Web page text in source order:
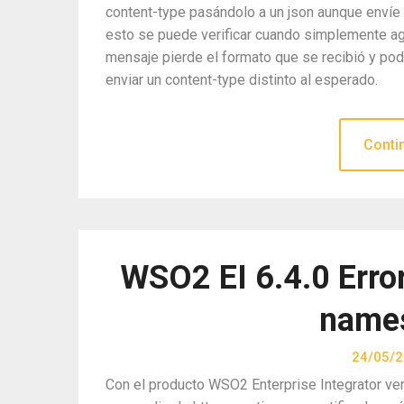
content-type pasándolo a un json aunque
esto se puede verificar cuando simplemente
mensaje pierde el formato que se recibió y
enviar un content-type distinto al esperado.
WSO2 EI 6.4.0
24/05/
Con el producto WSO2 Enterprise Integrator